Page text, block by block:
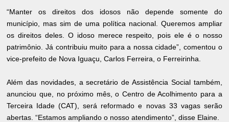
“Manter os direitos dos idosos não depende somente do
município, mas sim de uma política nacional. Queremos ampliar
os direitos deles. O idoso merece respeito, pois ele é o nosso
patrimônio. Já contribuiu muito para a nossa cidade”, comentou o
vice-prefeito de Nova Iguaçu, Carlos Ferreira, o Ferreirinha.
Além das novidades, a secretário de Assistência Social também,
anunciou que, no próximo mês, o Centro de Acolhimento para a
Terceira Idade (CAT), será reformado e novas 33 vagas serão
abertas. “Estamos ampliando o nosso atendimento”, disse Elaine.